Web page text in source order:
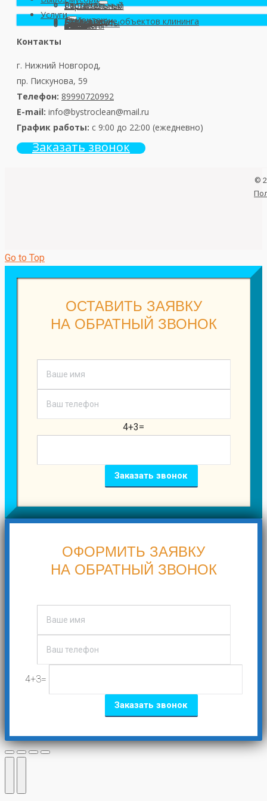
Бытовой
Растительный
Строительный
УслугиДемонтаж
Мойка окон
Страхование объектов клининга
Гарантии
Скидки
Наши работы
Цены
О нас
Отзывы
Контакты
Контакты
г. Нижний Новгород,
пр. Пискунова, 59
Телефон: 89990720992
E-mail: info@bystroclean@mail.ru
График работы: с 9:00 до 22:00 (ежедневно)
Заказать звонок
©
Go to Top
ОСТАВИТЬ ЗАЯВКУ
НА ОБРАТНЫЙ ЗВОНОК
4+3=
ОФОРМИТЬ ЗАЯВКУ
НА ОБРАТНЫЙ ЗВОНОК
4+3=